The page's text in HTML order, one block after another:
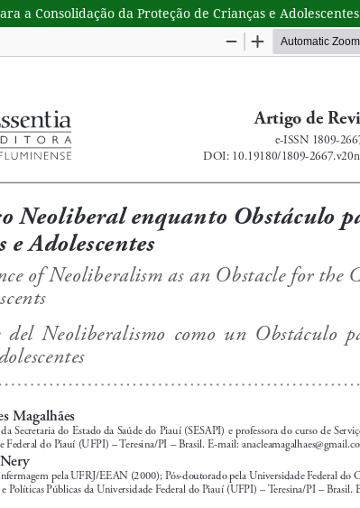
a Consolidação da Proteção de Crianças e Adolescentes